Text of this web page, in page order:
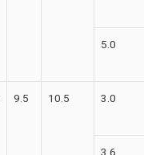
5.0
9.5 10.5 3.0
3.6